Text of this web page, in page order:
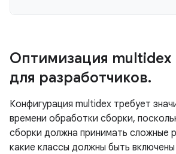
Оптимизация multidex
для разработчиков.
Конфигурация multidex требует
времени обработки сборки,
сборки должна принимать сложные
какие классы должны быть